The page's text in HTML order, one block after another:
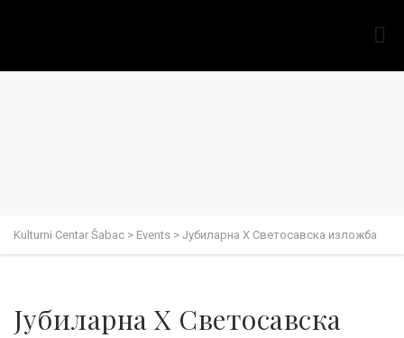
Kulturni Centar Šabac > Events > Јубиларна X Светосавска изложба
Јубиларна X Светосавска